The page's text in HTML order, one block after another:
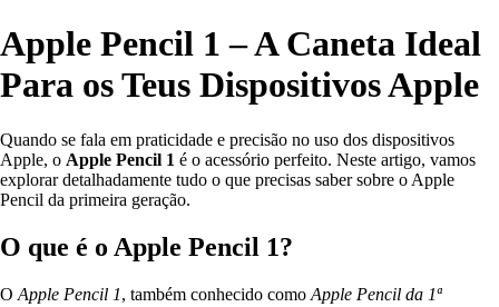
Apple Pencil 1 – A Caneta Ideal
Para os Teus Dispositivos Apple
Quando se fala em praticidade e precisão no uso dos dispositivos
Apple, o Apple Pencil 1 é o acessório perfeito. Neste artigo, vamos
explorar detalhadamente tudo o que precisas saber sobre o Apple
Pencil da primeira geração.
O que é o Apple Pencil 1?
O Apple Pencil 1, também conhecido como Apple Pencil da 1ª